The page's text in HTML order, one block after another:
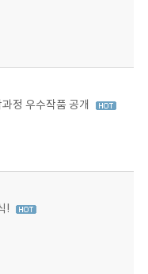
정 우수작품 공개
!